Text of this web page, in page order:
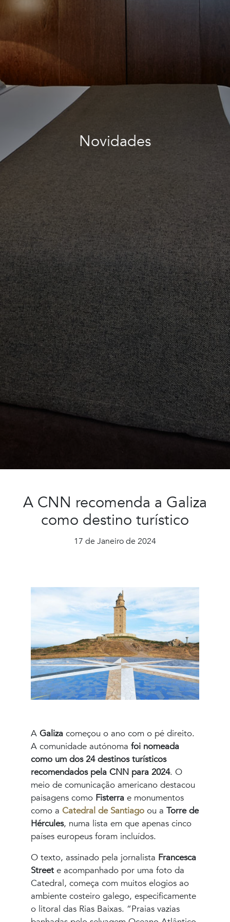
Novidades
A CNN recomenda a Galiza
como destino turístico
17 de Janeiro de 2024
A Galiza começou o ano com o pé direito.
A comunidade autónoma foi nomeada
como um dos 24 destinos turísticos
recomendados pela CNN para 2024. O
meio de comunicação americano destacou
paisagens como Fisterra e monumentos
como a Catedral de Santiago ou a Torre de
Hércules, numa lista em que apenas cinco
países europeus foram incluídos.
O texto, assinado pela jornalista Francesca
Street e acompanhado por uma foto da
Catedral, começa com muitos elogios ao
ambiente costeiro galego, especificamente
o litoral das Rias Baixas. “Praias vazias